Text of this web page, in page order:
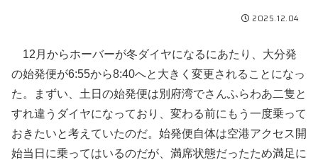
2025.12.04
12月からホーバーが冬ダイヤになるにあたり、大分発
の始発便が6:55から8:40へと大きく変更されることになっ
た。まずい、土日の始発便は別府湾でさんふらわあ二隻と
すれ違うダイヤになっており、変わる前にもう一度乗って
おきたいと考えていたのだ。始発便自体は空港アクセス開
始当日に乗ってはいるのだが、満席状態だったため満足に